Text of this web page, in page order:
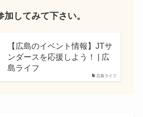
加してみて下さい。
広島ライフ
【広島のイベント情報】JTサ
ンダースを応援しよう！ | 広
島ライフ